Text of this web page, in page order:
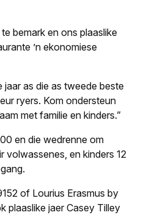
bemark en ons plaaslike
’n ekonomiese
jaar as die as tweede beste
ryers. Kom ondersteun
met familie en kinders.”
en die wedrenne om
volwassenes, en kinders 12
of Lourius Erasmus by
jaer Casey Tilley